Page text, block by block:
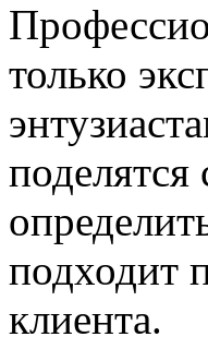
только
подходит
клиента.